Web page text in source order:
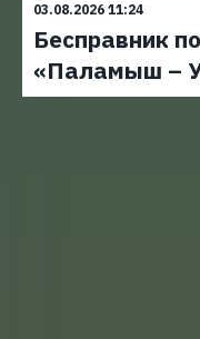
03.08.2026 11:24
Бесправник
«Паламыш –